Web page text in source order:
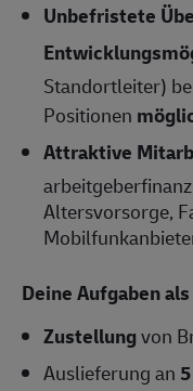
Unbefristete
Standortleiter)
Positionen
Attraktive
Altersvorsorge,
Deine Aufgaben
Zustellungvon
Auslieferung an